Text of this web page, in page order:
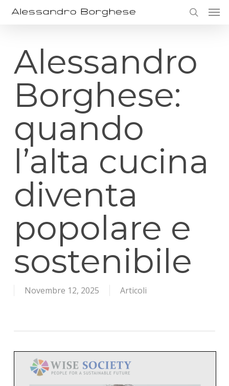
Alessandro
Borghese:
quando
l’alta cucina
diventa
popolare e
sostenibile
Novembre 12, 2025 Articoli